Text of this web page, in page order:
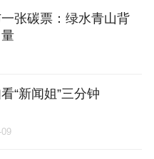
张碳票：绿水青山背
“新闻姐”三分钟
09